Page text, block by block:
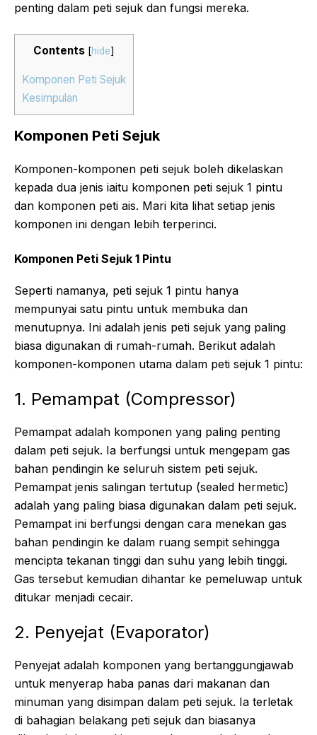
penting dalam peti sejuk dan fungsi mereka.
Contents [hide]
Komponen Peti Sejuk
Kesimpulan
Komponen Peti Sejuk
Komponen-komponen peti sejuk boleh dikelaskan
kepada dua jenis iaitu komponen peti sejuk 1 pintu
dan komponen peti ais. Mari kita lihat setiap jenis
komponen ini dengan lebih terperinci.
Komponen Peti Sejuk 1 Pintu
Seperti namanya, peti sejuk 1 pintu hanya
mempunyai satu pintu untuk membuka dan
menutupnya. Ini adalah jenis peti sejuk yang paling
biasa digunakan di rumah-rumah. Berikut adalah
komponen-komponen utama dalam peti sejuk 1 pintu:
1. Pemampat (Compressor)
Pemampat adalah komponen yang paling penting
dalam peti sejuk. Ia berfungsi untuk mengepam gas
bahan pendingin ke seluruh sistem peti sejuk.
Pemampat jenis salingan tertutup (sealed hermetic)
adalah yang paling biasa digunakan dalam peti sejuk.
Pemampat ini berfungsi dengan cara menekan gas
bahan pendingin ke dalam ruang sempit sehingga
mencipta tekanan tinggi dan suhu yang lebih tinggi.
Gas tersebut kemudian dihantar ke pemeluwap untuk
ditukar menjadi cecair.
2. Penyejat (Evaporator)
Penyejat adalah komponen yang bertanggungjawab
untuk menyerap haba panas dari makanan dan
minuman yang disimpan dalam peti sejuk. Ia terletak
di bahagian belakang peti sejuk dan biasanya